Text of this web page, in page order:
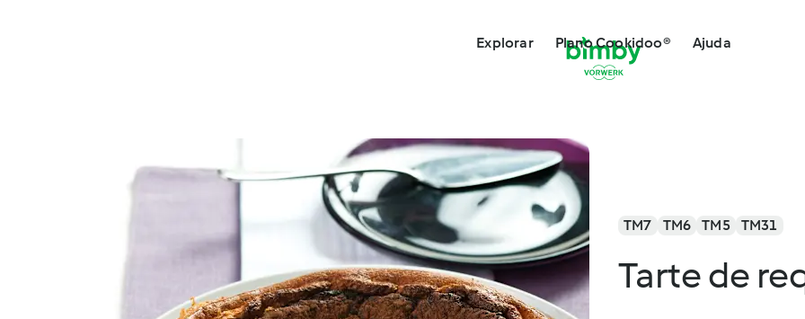
Explorar Plano Cookidoo® Ajuda
TM7 TM6 TM5 TM31
Tarte de